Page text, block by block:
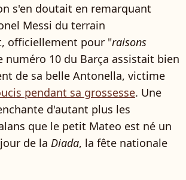
s'en doutait en remarquant
Messi du terrain
officiellement pour "raisons
numéro 10 du Barça assistait bien
de sa belle Antonella, victime
pendant sa grossesse. Une
d'autant plus les
que le petit Mateo est né un
de la Diada, la fête nationale